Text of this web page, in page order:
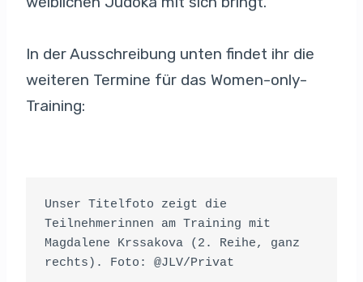
In der Ausschreibung unten findet ihr die
weiteren Termine für das Women-only-
Training:
Unser Titelfoto zeigt die
Teilnehmerinnen am Training mit
Magdalene Krssakova (2. Reihe, ganz
rechts). Foto: @JLV/Privat